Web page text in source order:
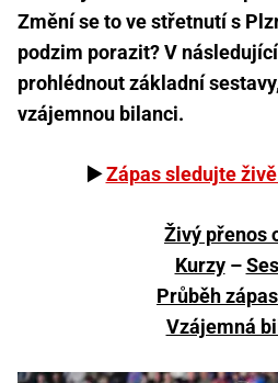
Změní se to ve střetnutí s
podzim porazit? V
prohlédnout základní
vzájemnou bilanci.
▶️Zápas sledujte
Živý přenos
Kurzy–
Průběh
Vzájemná